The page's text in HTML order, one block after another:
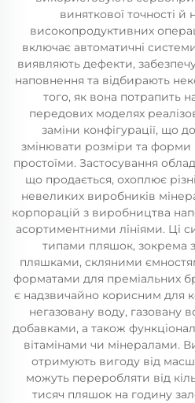
виняткової точності й
високопродуктивних
включає автоматичні
виявляють дефекти,
наповнення та відбирають
того, як вона потрапить
передових моделях
заміни конфігурації, що
змінювати розміри та
простоїми. Застосування
що продається, охоплює
невеликих виробників
корпорацій з виробництва
асортиментними лініями. Ці
типами пляшок, зокрема
пляшками, скляними
форматами для преміальних
є надзвичайно корисним для
негазовану воду, газовану
добавками, а також
вітамінами чи мінералами.
отримують вигоду від
можуть переробляти від
тисяч пляшок на годину